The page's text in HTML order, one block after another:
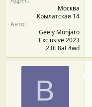
Москва
Крылатская 14
Авто
Geely Monjaro
Exclusive 2023
2.0t 8at 4wd
В